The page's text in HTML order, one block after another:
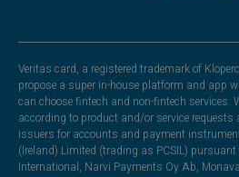
Veritas card, a registered trademark of
propose a super in-house platform and app
can choose fintech and non-fintech services.
according to product and/or service
issuers for accounts and payment
(Ireland) Limited (trading as PCSIL)
International, Narvi Payments Oy Ab,